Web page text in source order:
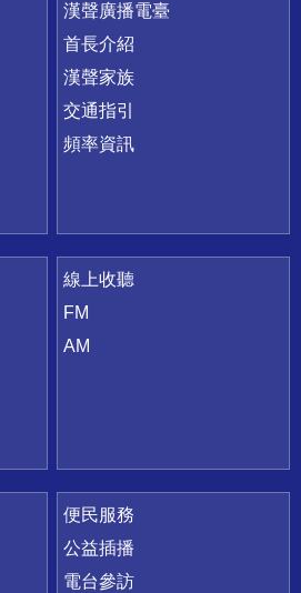
漢聲廣播電臺
首長介紹
漢聲家族
交通指引
頻率資訊
線上收聽
FM
AM
便民服務
公益插播
電台參訪